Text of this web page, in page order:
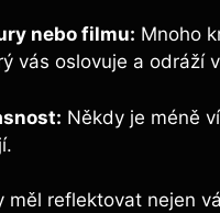
nebo filmu: Mnoho
vás oslovuje a odráží
Někdy je méně
měl reflektovat nejen